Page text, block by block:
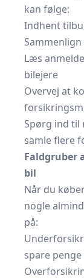
kan følge:
Indhent
Læs
bilejere
Overvej at
Spørg ind til
samle flere
Faldgruber
bil
Når du
nogle
på:
spare